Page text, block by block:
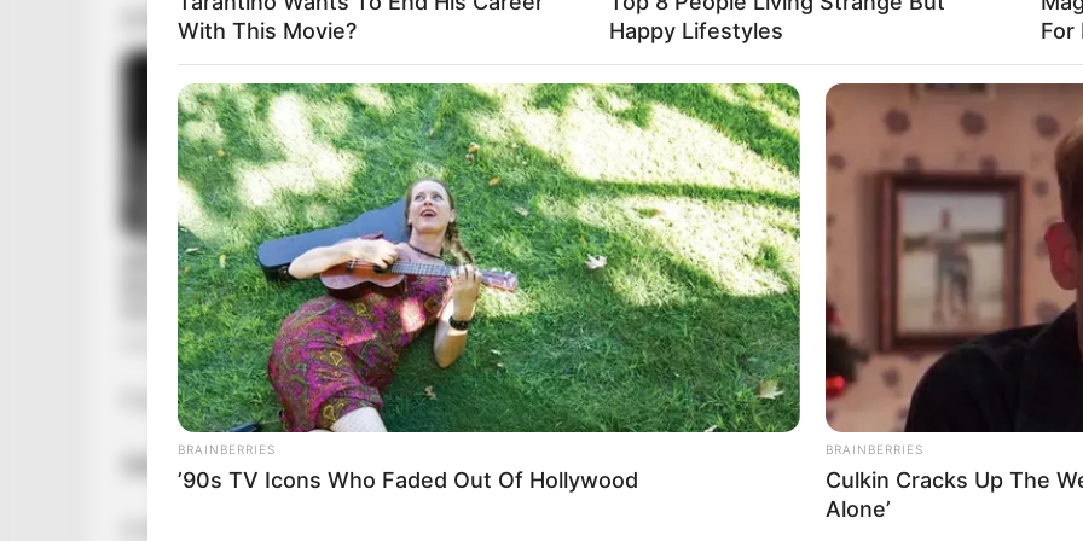
Forsthoffer Ágnesbe szerelmes a fél ország – most olyat tett, amire nincsenek szavak
With This Movie?
Happy Lifestyles
For
BRAINBERRIES
’90s TV Icons Who Faded Out Of Hollywood
BRAINBERRIES
Culkin Cracks Up The
Alone’